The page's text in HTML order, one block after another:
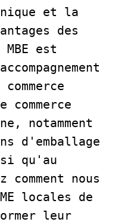
et la
des
est
notamment
d'emballage
qu'au
comment nous
locales de
leur